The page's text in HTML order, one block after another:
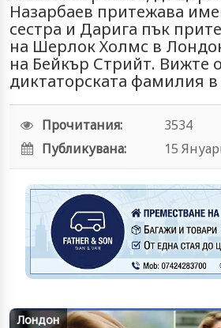
Назарбаев притежава
сестра и Дарига пък
на Шерлок Холмс в
на Бейкър Стрийт. Вижте
диктаторската фамилия
Прочитания:
3534
Публикувана:
15
Лондон